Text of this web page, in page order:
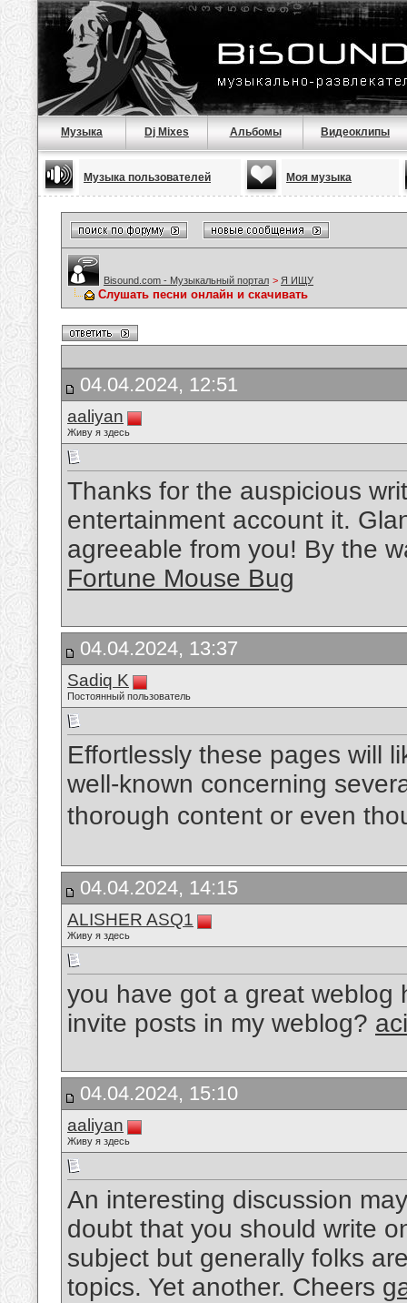
Музыка Dj Mixes Альбомы Видеоклипы
Музыка пользователей Моя музыка
Bisound.com - Музыкальный портал > Я ИЩУ
Слушать песни онлайн и скачивать
04.04.2024, 12:51
aaliyan
Живу я здесь
Thanks for the auspicious
entertainment account it.
agreeable from you! By the
Fortune Mouse Bug
04.04.2024, 13:37
Sadiq K
Постоянный пользователь
Effortlessly these pages will
well-known concerning
thorough content or even
04.04.2024, 14:15
ALISHER ASQ1
Живу я здесь
you have got a great weblog
invite posts in my weblog?
04.04.2024, 15:10
aaliyan
Живу я здесь
An interesting discussion
doubt that you should write
subject but generally folks
topics. Yet another. Cheers